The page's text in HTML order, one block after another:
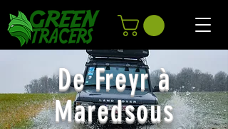
De Freyr à
Maredsous